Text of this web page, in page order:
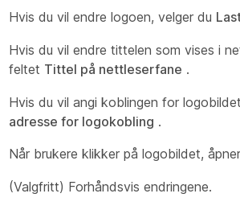
Hvis du vil endre logoen, velger du
Hvis du vil endre tittelen som vises i
feltet Tittel på nettleserfane .
Hvis du vil angi koblingen for
adresse for logokobling .
Når brukere klikker på logobildet,
(Valgfritt) Forhåndsvis endringene.